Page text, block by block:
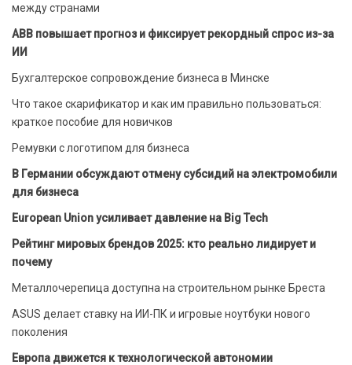
между странами
ABB повышает прогноз и фиксирует рекордный спрос из-за
ИИ
Бухгалтерское сопровождение бизнеса в Минске
Что такое скарификатор и как им правильно пользоваться:
краткое пособие для новичков
Ремувки с логотипом для бизнеса
В Германии обсуждают отмену субсидий на электромобили
для бизнеса
European Union усиливает давление на Big Tech
Рейтинг мировых брендов 2025: кто реально лидирует и
почему
Металлочерепица доступна на строительном рынке Бреста
ASUS делает ставку на ИИ-ПК и игровые ноутбуки нового
поколения
Европа движется к технологической автономии